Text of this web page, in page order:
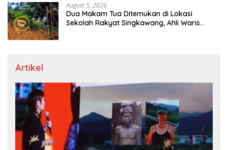
August 5, 2026
Dua Makam Tua Ditemukan di Lokasi
Sekolah Rakyat Singkawang, Ahli Waris
Artikel